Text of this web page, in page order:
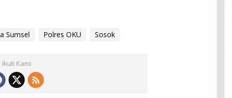
Sumsel Polres OKU Sosok
Ikuti Kami